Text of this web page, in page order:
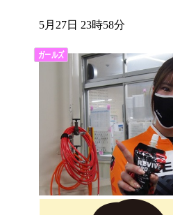
5月27日 23時58分